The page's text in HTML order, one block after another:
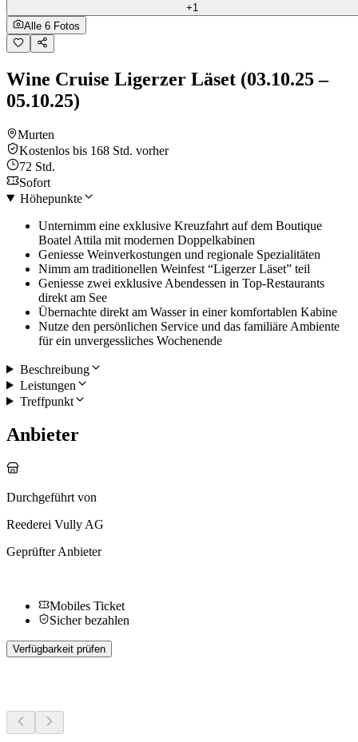
+1
Alle 6 Fotos
Wine Cruise Ligerzer Läset (03.10.25 –
05.10.25)
Murten
Kostenlos bis 168 Std. vorher
72 Std.
Sofort
Höhepunkte
Unternimm eine exklusive Kreuzfahrt auf dem Boutique
Boatel Attila mit modernen Doppelkabinen
Geniesse Weinverkostungen und regionale Spezialitäten
Nimm am traditionellen Weinfest “Ligerzer Läset” teil
Geniesse zwei exklusive Abendessen in Top-Restaurants
direkt am See
Übernachte direkt am Wasser in einer komfortablen Kabine
Nutze den persönlichen Service und das familiäre Ambiente
für ein unvergessliches Wochenende
Beschreibung
Leistungen
Treffpunkt
Anbieter
Durchgeführt von
Reederei Vully AG
Geprüfter Anbieter
Mobiles Ticket
Sicher bezahlen
Verfügbarkeit prüfen